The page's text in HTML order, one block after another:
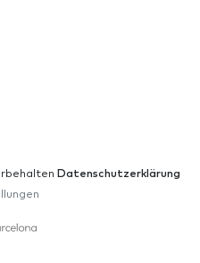
Datenschutzerklärung